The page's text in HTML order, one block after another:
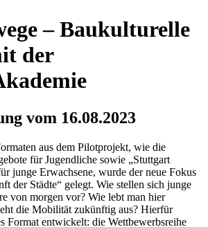
– Baukulturelle
der
vom 16.08.2023
aus dem Pilotprojekt, wie die
für Jugendliche sowie „Stuttgart
junge Erwachsene, wurde der neue Fokus
der Städte“ gelegt. Wie stellen sich junge
von morgen vor? Wie lebt man hier
die Mobilität zukünftig aus? Hierfür
Format entwickelt: die Wettbewerbsreihe